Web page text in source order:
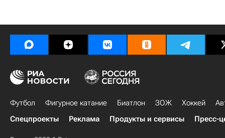
Футбол Фигурное катание Биатлон ЗОЖ Хоккей
Спецпроекты
Реклама Продукты и сервисы Пресс-